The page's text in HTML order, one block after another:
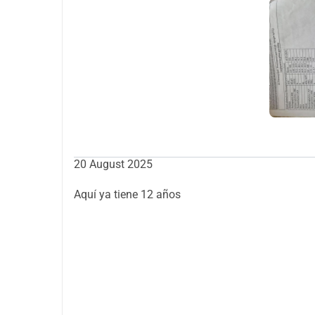
futuro se desvanecerá.⸻Una Infancia
lo que se siente vivir sin dolor. Imagina perder
estás demasiado débil o recuperándote de otra
segundo hogar. Esta es la realidad de
pasa sus días luchando contra infecciones,
ningún niño debería conocer. Sus padres,
viendo a su hijo sufrir y sin poder aliviar su
para Hayk es largo y difícil, pero no imposible.
tratamiento continuo, puede superar las etapas
que significa ser un niño de nuevo.Pero sin
familia ya ha vendido todo lo que pudo, ha
están recurriendo a la bondad de extraños,
la historia de Hayk y ayuden a darle la
donación sin importar cuán grande o pequeña
ayudar a comprar medicamentos esenciales
de la estancia en el hospital. Con $100 o más,
20 August 2025
Aquí ya tiene 12 años